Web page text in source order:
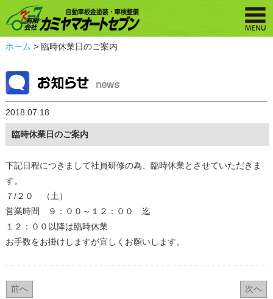
ホーム > 臨時休業日のご案内
2018.07.18
臨時休業日のご案内
下記日程につきまして社員研修の為、臨時休業とさせていただきま
す。
７/２０ （土）
営業時間 ９：００～１２：００ 迄
１２：００以降は臨時休業
お手数をお掛けしますが宜しくお願いします。
前へ 次へ